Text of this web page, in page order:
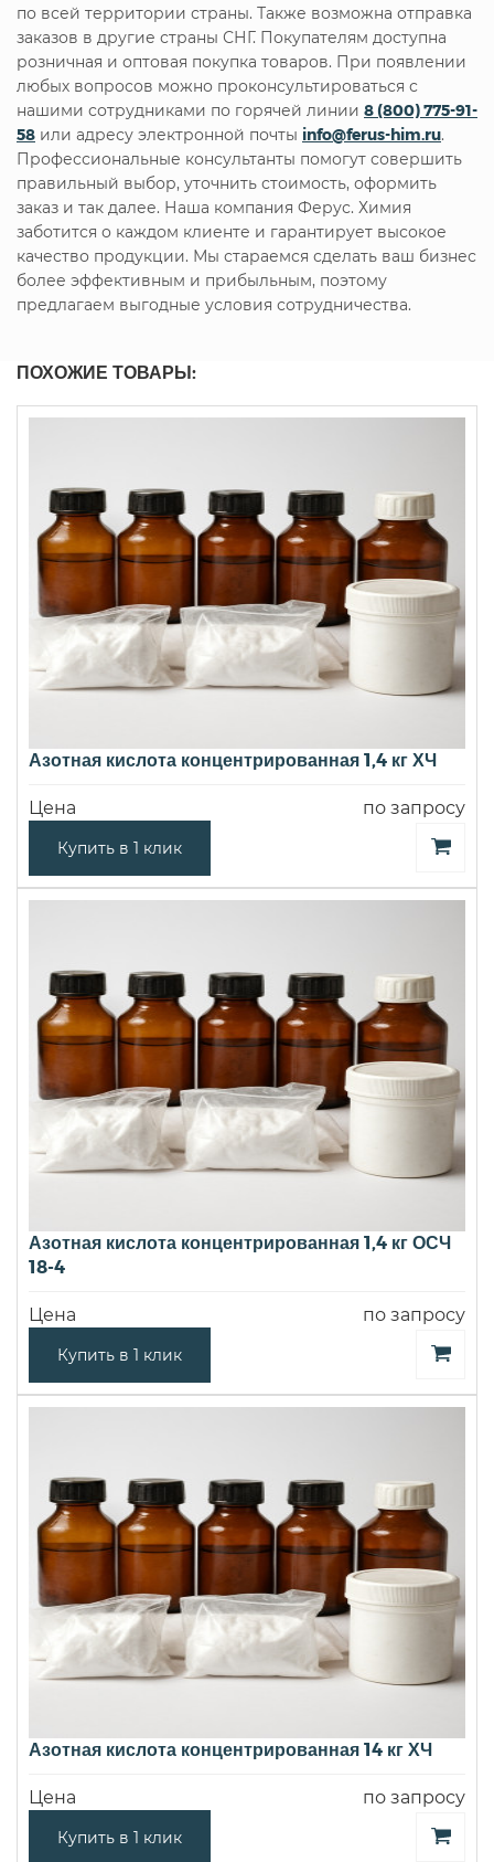
по всей территории страны. Также возможна отправка
заказов в другие страны СНГ. Покупателям доступна
розничная и оптовая покупка товаров. При появлении
любых вопросов можно проконсультироваться с
нашими сотрудниками по горячей линии 8 (800) 775-91-
58 или адресу электронной почты info@ferus-him.ru.
Профессиональные консультанты помогут совершить
правильный выбор, уточнить стоимость, оформить
заказ и так далее. Наша компания Ферус. Химия
заботится о каждом клиенте и гарантирует высокое
качество продукции. Мы стараемся сделать ваш бизнес
более эффективным и прибыльным, поэтому
предлагаем выгодные условия сотрудничества.
ПОХОЖИЕ ТОВАРЫ:
Азотная кислота концентрированная 1,4 кг ХЧ
Цена по запросу
Купить в 1 клик
Азотная кислота концентрированная 1,4 кг ОСЧ
18-4
Цена по запросу
Купить в 1 клик
Азотная кислота концентрированная 14 кг ХЧ
Цена по запросу
Купить в 1 клик